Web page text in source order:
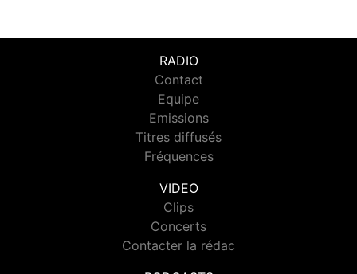
RADIO
Contact
Equipe
Emissions
Titres diffusés
Fréquences
VIDEO
Clips
Concerts
Contacter la rédac